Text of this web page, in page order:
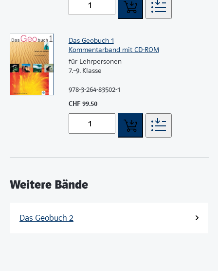
Das Geobuch 1
Kommentarband mit CD-ROM
für Lehrpersonen
7.–9. Klasse
978-3-264-83502-1
CHF 99.50
Weitere Bände
Das Geobuch 2